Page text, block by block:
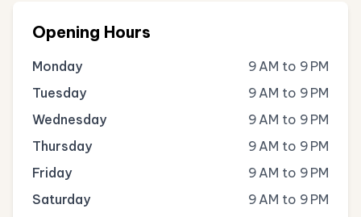
Opening Hours
Monday
9 AM to 9 PM
Tuesday
9 AM to 9 PM
Wednesday
9 AM to 9 PM
Thursday
9 AM to 9 PM
Friday
9 AM to 9 PM
Saturday
9 AM to 9 PM